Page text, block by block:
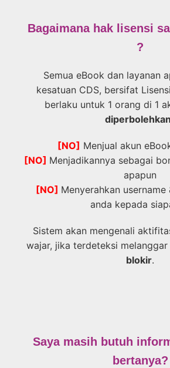
Bagaimana hak lisensi
?
Semua eBook dan layanan
kesatuan CDS, bersifat
berlaku untuk 1 orang di 1
diperbolehkan
[NO] Menjual akun
[NO] Menjadikannya sebagai
apapun
[NO] Menyerahkan
anda kepada
Sistem akan mengenali
wajar, jika terdeteksi
blokir.
Saya masih butuh
bertanya?